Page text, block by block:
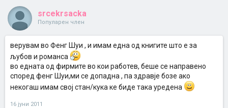
srcekrsacka
Популарен член
верувам во Фенг Шуи , и имам една од книгите што е за
љубов и романса
во едната од фирмите во кои работев, беше се направено
според фенг Шуи,ми се допадна , па здравје бозе ако
некогаш имам свој стан/кука ке биде така уредена
16 јуни 2011